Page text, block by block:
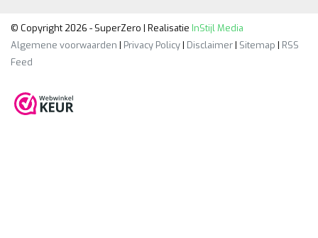
© Copyright 2026 - SuperZero | Realisatie InStijl Media
Algemene voorwaarden | Privacy Policy| Disclaimer| Sitemap | RSS
Feed